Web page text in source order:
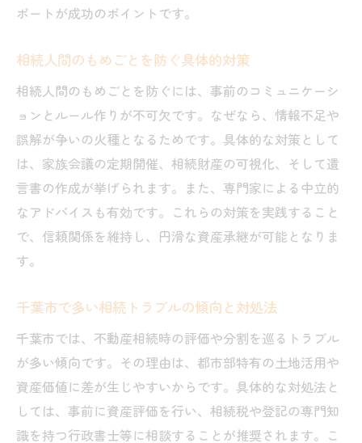
ポートが成功のポイントです。
相続人間のもめごとを防ぐ具体的対策
相続人間のもめごとを防ぐには、事前のコミュニケーシ
ョンとルール作りが不可欠です。なぜなら、情報不足や
誤解が争いの火種となるためです。具体的な対策として
は、家族会議の定期開催、相続財産の可視化、そして遺
言書の作成が挙げられます。また、専門家による中立的
なアドバイスも有効です。これらの対策を実践すること
で、信頼関係を維持し、円滑な資産承継が可能となりま
す。
千葉市で多い相続トラブルの傾向と対処法
千葉市では、不動産相続時の評価や分割を巡るトラブル
が多い傾向です。その理由は、都市部特有の土地活用や
資産価値に差が生じやすいからです。具体的な対処法と
しては、事前に資産評価を行い、相続税や登記の専門知
識を持つ行政書士等に相談することが推奨されます。こ